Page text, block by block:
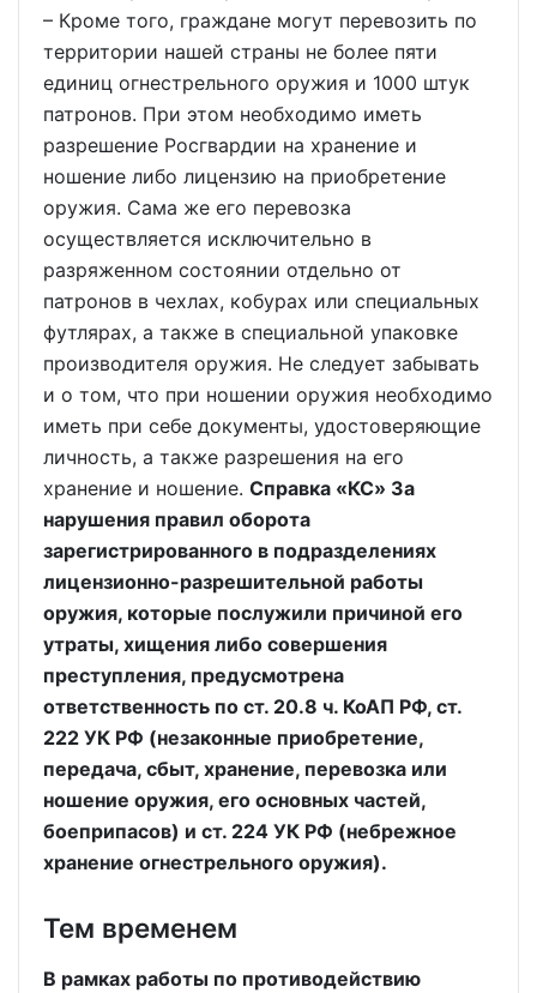
– Кроме того, граждане могут перевозить по
территории нашей страны не более пяти
единиц огнестрельного оружия и 1000 штук
патронов. При этом необходимо иметь
разрешение Росгвардии на хранение и
ношение либо лицензию на приобретение
оружия. Сама же его перевозка
осуществляется исключительно в
разряженном состоянии отдельно от
патронов в чехлах, кобурах или специальных
футлярах, а также в специальной упаковке
производителя оружия. Не следует забывать
и о том, что при ношении оружия необходимо
иметь при себе документы, удостоверяющие
личность, а также разрешения на его
хранение и ношение. Справка «КС» За
нарушения правил оборота
зарегистрированного в подразделениях
лицензионно-разрешительной работы
оружия, которые послужили причиной его
утраты, хищения либо совершения
преступления, предусмотрена
ответственность по ст. 20.8 ч. КоАП РФ, ст.
222 УК РФ (незаконные приобретение,
передача, сбыт, хранение, перевозка или
ношение оружия, его основных частей,
боеприпасов) и ст. 224 УК РФ (небрежное
хранение огнестрельного оружия).
Тем временем
В рамках работы по противодействию